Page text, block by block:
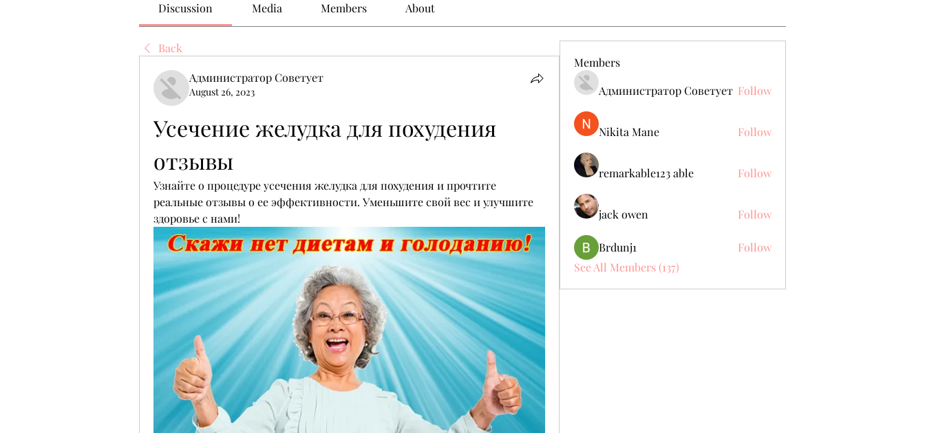
Discussion Media Members About
Back
Администратор Советует
August 26, 2023
Усечение желудка для похудения
отзывы
Узнайте о процедуре усечения желудка для похудения и прочтите
реальные отзывы о ее эффективности. Уменьшите свой вес и улучшите
здоровье с нами!
Members
Администратор Советует Follow
Nikita Mane Follow
remarkable123 able Follow
jack owen Follow
Brdunj1
Follow
See All Members (137)